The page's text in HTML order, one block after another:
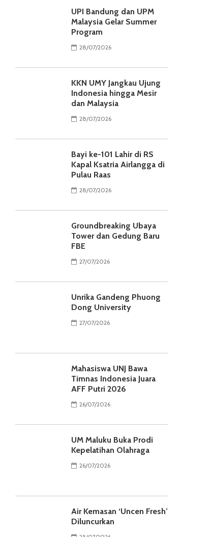
UPI Bandung dan UPM
Malaysia Gelar Summer
Program
28/07/2026
KKN UMY Jangkau Ujung
Indonesia hingga Mesir
dan Malaysia
28/07/2026
Bayi ke-101 Lahir di RS
Kapal Ksatria Airlangga di
Pulau Raas
28/07/2026
Groundbreaking Ubaya
Tower dan Gedung Baru
FBE
27/07/2026
Unrika Gandeng Phuong
Dong University
27/07/2026
Mahasiswa UNJ Bawa
Timnas Indonesia Juara
AFF Putri 2026
26/07/2026
UM Maluku Buka Prodi
Kepelatihan Olahraga
26/07/2026
Air Kemasan ‘Uncen Fresh’
Diluncurkan